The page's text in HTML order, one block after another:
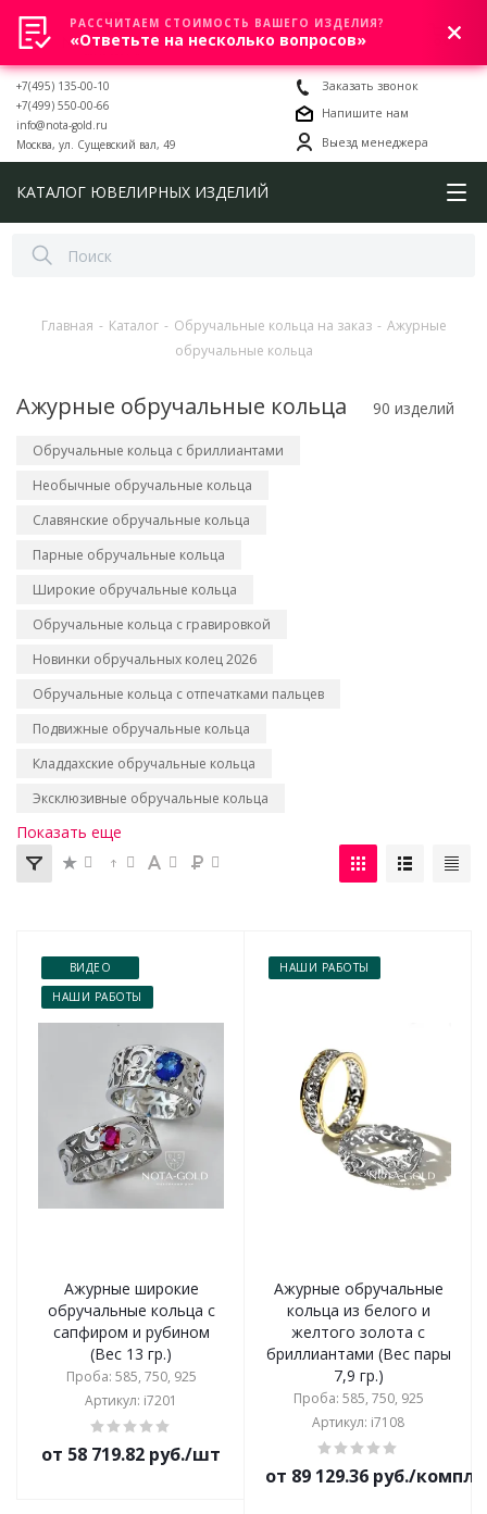
0
+7(495) 135-00-10
+7(499) 550-00-66
info@nota-gold.ru
Москва, ул. Сущевский вал, 49
Заказать звонок
Напишите нам
Выезд менеджера
КАТАЛОГ ЮВЕЛИРНЫХ ИЗДЕЛИЙ
Главная - Каталог - Обручальные кольца на заказ - Ажурные
обручальные кольца
Ажурные обручальные кольца 90 изделий
Обручальные кольца с бриллиантами
Необычные обручальные кольца
Славянские обручальные кольца
Парные обручальные кольца
Широкие обручальные кольца
Обручальные кольца с гравировкой
Новинки обручальных колец 2026
Обручальные кольца с отпечатками пальцев
Подвижные обручальные кольца
Кладдахские обручальные кольца
Эксклюзивные обручальные кольца
Показать еще
ВИДЕО
НАШИ РАБОТЫ
Ажурные широкие
обручальные кольца с
сапфиром и рубином
(Вес 13 гр.)
Проба: 585, 750, 925
Артикул: i7201
от 58 719.82 руб./шт
НАШИ РАБОТЫ
Ажурные обручальные
кольца из белого и
желтого золота с
бриллиантами (Вес пары
7,9 гр.)
Проба: 585, 750, 925
Артикул: i7108
от 89 129.36 руб./
РАССЧИТАЕМ СТОИМОСТЬ ВАШЕГО ИЗДЕЛИЯ?
«Ответьте на несколько вопросов»